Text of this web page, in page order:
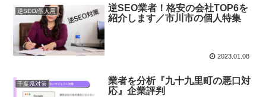
逆SEO/個人用
逆SEO業者！格安の会社TOP6を
紹介します／市川市の個人特集
2023.01.08
千葉県対策
業者を分析『九十九里町の悪口対
応』企業評判